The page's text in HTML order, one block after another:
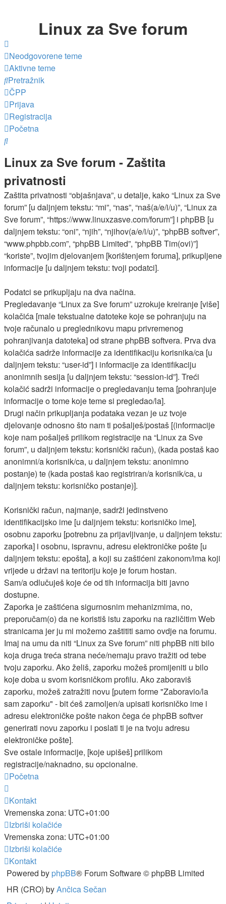
Linux za Sve forum
Neodgovorene teme
Aktivne teme
Pretražnik
ČPP
Prijava
Registracija
Početna
Pretražnik
Linux za Sve forum - Zaštita
privatnosti
Zaštita privatnosti “objašnjava”, u detalje, kako “Linux za Sve
forum” [u daljnjem tekstu: “mi”, “nas”, “naš(a/e/i/u)”, “Linux za
Sve forum”, “https://www.linuxzasve.com/forum”] i phpBB [u
daljnjem tekstu: “oni”, “njih”, “njihov(a/e/i/u)”, “phpBB softver”,
“www.phpbb.com”, “phpBB Limited”, “phpBB Tim(ovi)”]
“koriste”, tvojim djelovanjem [korištenjem foruma], prikupljene
informacije [u daljnjem tekstu: tvoji podatci].
Podatci se prikupljaju na dva načina.
Pregledavanje “Linux za Sve forum” uzrokuje kreiranje [više]
kolačića [male tekstualne datoteke koje se pohranjuju na
tvoje računalo u preglednikovu mapu privremenog
pohranjivanja datoteka] od strane phpBB softvera. Prva dva
kolačića sadrže informacije za identifikaciju korisnika/ca [u
daljnjem tekstu: “user-id”] i informacije za identifikaciju
anonimnih sesija [u daljnjem tekstu: “session-id”]. Treći
kolačić sadrži informacije o pregledavanju tema [pohranjuje
informacije o tome koje teme si pregledao/la].
Drugi način prikupljanja podataka vezan je uz tvoje
djelovanje odnosno što nam ti pošalješ/postaš [(informacije
koje nam pošalješ prilikom registracije na “Linux za Sve
forum”, u daljnjem tekstu: korisnički račun), (kada postaš kao
anonimni/a korisnik/ca, u daljnjem tekstu: anonimno
postanje) te (kada postaš kao registriran/a korisnik/ca, u
daljnjem tekstu: korisničko postanje)].
Korisnički račun, najmanje, sadrži jedinstveno
identifikacijsko ime [u daljnjem tekstu: korisničko ime],
osobnu zaporku [potrebnu za prijavljivanje, u daljnjem tekstu:
zaporka] i osobnu, ispravnu, adresu elektroničke pošte [u
daljnjem tekstu: epošta], a koji su zaštićeni zakonom/ima koji
vrijede u državi na teritoriju koje je forum hostan.
Sam/a odlučuješ koje će od tih informacija biti javno
dostupne.
Zaporka je zaštićena sigurnosnim mehanizmima, no,
preporučam(o) da ne koristiš istu zaporku na različitim Web
stranicama jer ju mi možemo zaštititi samo ovdje na forumu.
Imaj na umu da niti “Linux za Sve forum” niti phpBB niti bilo
koja druga treća strana neće/nemaju pravo tražiti od tebe
tvoju zaporku. Ako želiš, zaporku možeš promijeniti u bilo
koje doba u svom korisničkom profilu. Ako zaboraviš
zaporku, možeš zatražiti novu [putem forme "Zaboravio/la
sam zaporku" - bit ćeš zamoljen/a upisati korisničko ime i
adresu elektroničke pošte nakon čega će phpBB softver
generirati novu zaporku i poslati ti je na tvoju adresu
elektroničke pošte].
Sve ostale informacije, [koje upišeš] prilikom
registracije/naknadno, su opcionalne.
Početna
Kontakt
Vremenska zona: UTC+01:00
Izbriši kolačiće
Vremenska zona: UTC+01:00
Izbriši kolačiće
Kontakt
Powered by phpBB® Forum Software © phpBB Limited
HR (CRO) byAnčica Sečan